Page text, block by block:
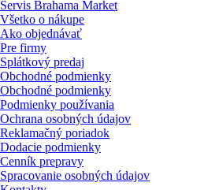
Servis Brahama Market
Všetko o nákupe
Ako objednávať
Pre firmy
Splátkový predaj
Obchodné podmienky
Obchodné podmienky
Podmienky používania
Ochrana osobných údajov
Reklamačný poriadok
Dodacie podmienky
Cenník prepravy
Spracovanie osobných údajov